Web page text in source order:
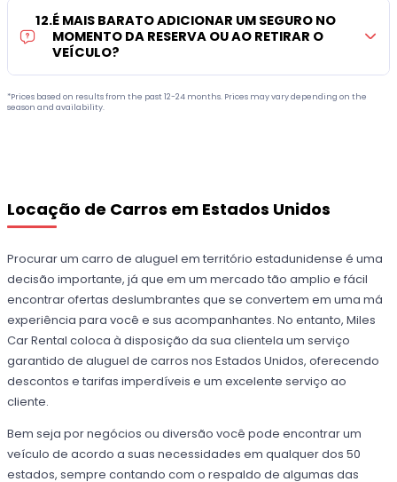
12.É MAIS BARATO ADICIONAR UM SEGURO NO
MOMENTO DA RESERVA OU AO RETIRAR O
VEÍCULO?
*Prices based on results from the past 12-24 months. Prices may vary depending on the
season and availability.
Locação de Carros em Estados Unidos
Procurar um carro de aluguel em território estadunidense é uma
decisão importante, já que em um mercado tão amplio e fácil
encontrar ofertas deslumbrantes que se convertem em uma má
experiência para você e sus acompanhantes. No entanto, Miles
Car Rental coloca à disposição da sua clientela um serviço
garantido de aluguel de carros nos Estados Unidos, oferecendo
descontos e tarifas imperdíveis e um excelente serviço ao
cliente.
Bem seja por negócios ou diversão você pode encontrar um
veículo de acordo a suas necessidades em qualquer dos 50
estados, sempre contando com o respaldo de algumas das